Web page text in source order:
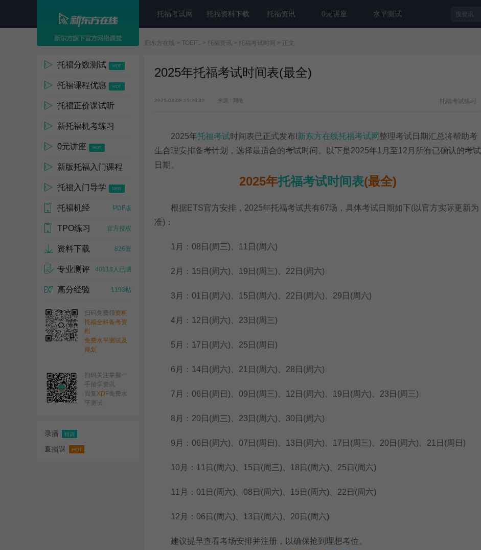
托福考试网 托福资料下载 托福资讯 0元讲座 水平测试
托福考试练习
新东方在线 > TOEFL > 托福资讯 > 托福考试时间 > 正文
托福分数测试 HOT
托福课程优惠 HOT
托福正价课试听
0元
新托福机考练习
NEW
0元讲座 HOT
新版托福入门课程
HOT
托福入门导学 NEW
4000人报
托福机经 PDF版
TPO练习 官方授权
资料下载 826套
专业测评 40118人已测
高分经验 1193帖
扫码免费领资料
托福全科备考资
料
免费水平测试及
规划
扫码关注掌握一
手留学资讯
回复XDF免费水
平测试
录播 精讲
直播课 HOT
2025年托福考试时间表(最全)
2025-04-08 15:20:42 来源：网络
2025年托福考试时间表已正式发布!新东方在线托福考试网 整理考试日期汇总将帮助考
生合理安排备考计划，选择最适合的考试时间。以下是2025年1月至12月所有已确认的考试
日期。
2025年托福考试时间表(最全)
根据ETS官方安排，2025年托福考试共有67场，具体考试日期如下(以官方实际更新为
准)：
1月：08日(周三)、11日(周六)
2月：15日(周六)、19日(周三)、22日(周六)
3月：01日(周六)、15日(周六)、22日(周六)、29日(周六)
4月：12日(周六)、23日(周三)
5月：17日(周六)、25日(周日)
6月：14日(周六)、21日(周六)、28日(周六)
7月：06日(周日)、09日(周三)、12日(周六)、19日(周六)、23日(周三)
8月：20日(周三)、23日(周六)、30日(周六)
9月：06日(周六)、07日(周日)、13日(周六)、17日(周三)、20日(周六)、21日(周日)
10月：11日(周六)、15日(周三)、18日(周六)、25日(周六)
11月：01日(周六)、08日(周六)、15日(周六)、22日(周六)
12月：06日(周六)、13日(周六)、20日(周六)
建议提早查看考场安排并注册，以确保抢到理想考位。